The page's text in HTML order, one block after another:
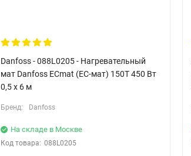
Danfoss - 088L0205 - Нагревательный
мат Danfoss ECmat (EC-мат) 150T 450 Вт
0,5 x 6 м
Бренд: Danfoss
На складе в Москве
Код товара: 088L0205